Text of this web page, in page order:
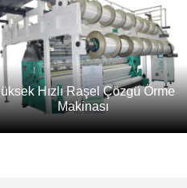
Hızlı Raşel Çözgü Örme
Makinası